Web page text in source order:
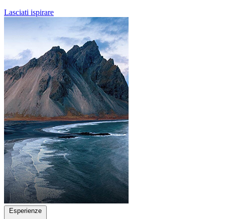
Lasciati ispirare
Esperienze